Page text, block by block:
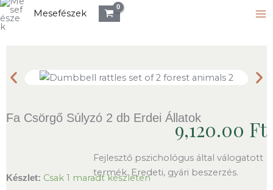
Skip
to
Mesefészek
Fa Csörgő Súlyzó 2 db Erdei Állatok9,120.00 Ft
Fejlesztő pszichológus által válogatott
termék. Eredeti, gyári beszerzés.
Készlet: Csak 1 maradt készleten
Fa
2
db